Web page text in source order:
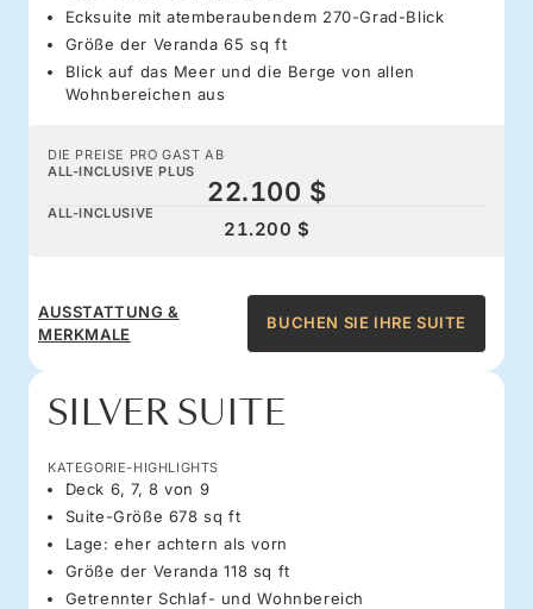
Ecksuite mit atemberaubendem 270-Grad-Blick
Größe der Veranda 65 sq ft
Blick auf das Meer und die Berge von allen
Wohnbereichen aus
DIE PREISE PRO GAST AB
ALL-INCLUSIVE PLUS
22.100 $
ALL-INCLUSIVE
21.200 $
AUSSTATTUNG &
MERKMALE
BUCHEN SIE IHRE SUITE
SILVER SUITE
KATEGORIE-HIGHLIGHTS
Deck 6, 7, 8 von 9
Suite-Größe 678 sq ft
Lage: eher achtern als vorn
Größe der Veranda 118 sq ft
Getrennter Schlaf- und Wohnbereich